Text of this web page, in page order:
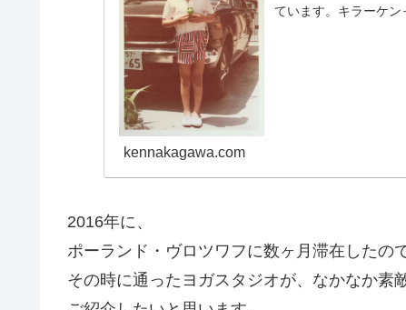
ています。キラーケ
kennakagawa.com
2016年に、
ポーランド・ヴロツワフに数ヶ月滞在したの
その時に通ったヨガスタジオが、なかなか素